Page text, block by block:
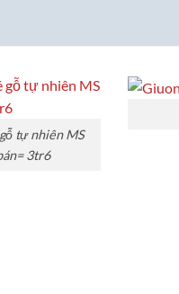
tự nhiên MS
3tr6